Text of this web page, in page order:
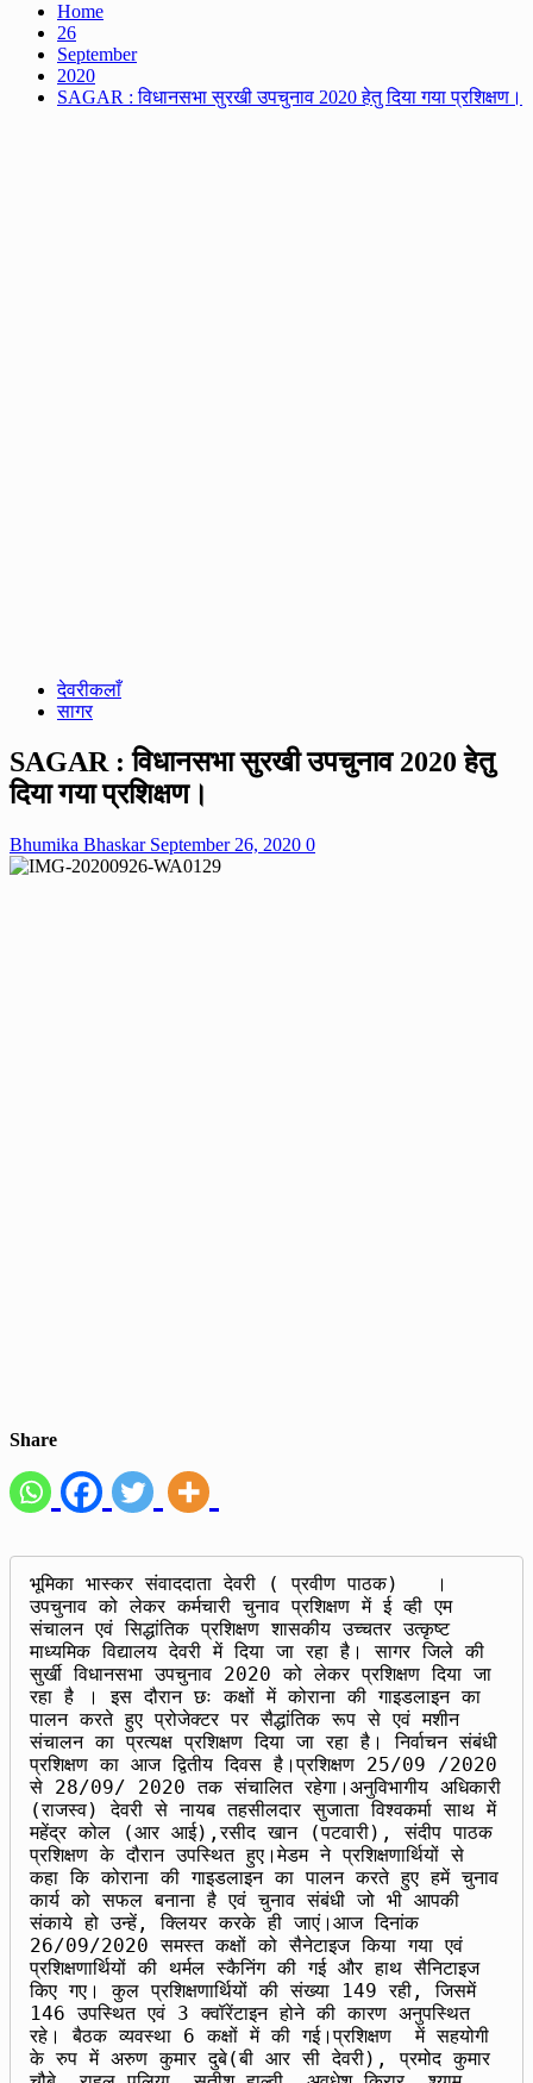
Home
26
September
2020
SAGAR : विधानसभा सुरखी उपचुनाव 2020 हेतु दिया गया प्रशिक्षण।
देवरीकलाँ
सागर
SAGAR : विधानसभा सुरखी उपचुनाव 2020 हेतु
दिया गया प्रशिक्षण।
Bhumika Bhaskar September 26, 2020 0
Share
भूमिका भास्कर संवाददाता देवरी ( प्रवीण पाठक)   ।
उपचुनाव को लेकर कर्मचारी चुनाव प्रशिक्षण में ई व्ही एम
संचालन एवं सिद्धांतिक प्रशिक्षण शासकीय उच्चतर उत्कृष्ट
माध्यमिक विद्यालय देवरी में दिया जा रहा है। सागर जिले की
सुर्खी विधानसभा उपचुनाव 2020 को लेकर प्रशिक्षण दिया जा
रहा है । इस दौरान छः कक्षों में कोराना की गाइडलाइन का
पालन करते हुए प्रोजेक्टर पर सैद्धांतिक रूप से एवं मशीन
संचालन का प्रत्यक्ष प्रशिक्षण दिया जा रहा है। निर्वाचन संबंधी
प्रशिक्षण का आज द्वितीय दिवस है।प्रशिक्षण 25/09 /2020
से 28/09/ 2020 तक संचालित रहेगा।अनुविभागीय अधिकारी
(राजस्व) देवरी से नायब तहसीलदार सुजाता विश्वकर्मा साथ में
महेंद्र कोल (आर आई),रसीद खान (पटवारी), संदीप पाठक
प्रशिक्षण के दौरान उपस्थित हुए।मेडम ने प्रशिक्षणार्थियों से
कहा कि कोराना की गाइडलाइन का पालन करते हुए हमें चुनाव
कार्य को सफल बनाना है एवं चुनाव संबंधी जो भी आपकी
संकाये हो उन्हें, क्लियर करके ही जाएं।आज दिनांक
26/09/2020 समस्त कक्षों को सैनेटाइज किया गया एवं
प्रशिक्षणार्थियों की थर्मल स्कैनिंग की गई और हाथ सैनिटाइज
किए गए। कुल प्रशिक्षणार्थियों की संख्या 149 रही, जिसमें
146 उपस्थित एवं 3 क्वॉरेंटाइन होने की कारण अनुपस्थित
रहे। बैठक व्यवस्था 6 कक्षों में की गई।प्रशिक्षण  में सहयोगी
के रुप में अरुण कुमार दुबे(बी आर सी देवरी), प्रमोद कुमार